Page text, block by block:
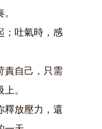
；吐氣時，感
責自己，只需
。
釋放壓力，還